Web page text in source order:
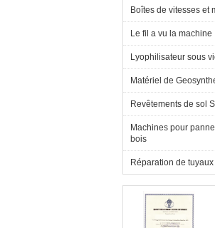
Boîtes de vitesses et
Le fil a vu la machine
Lyophilisateur sous
Matériel de
Revêtements de sol
Machines pour
bois
Réparation de